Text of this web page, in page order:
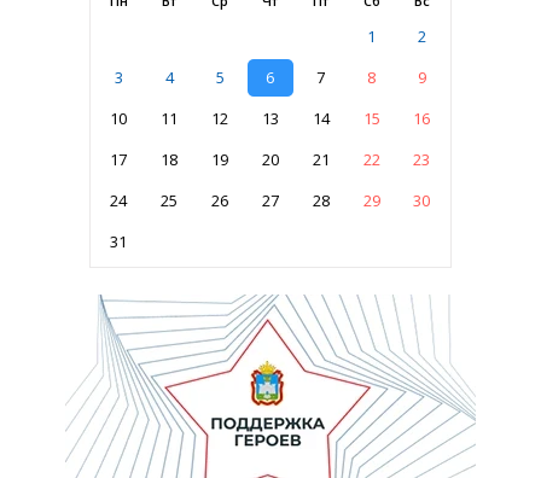
1
2
3
4 5 6 7 8
9
10
11 12 13 14 15
16
17
18 19 20 21 22
23
24
25 26 27 28 29
30
31